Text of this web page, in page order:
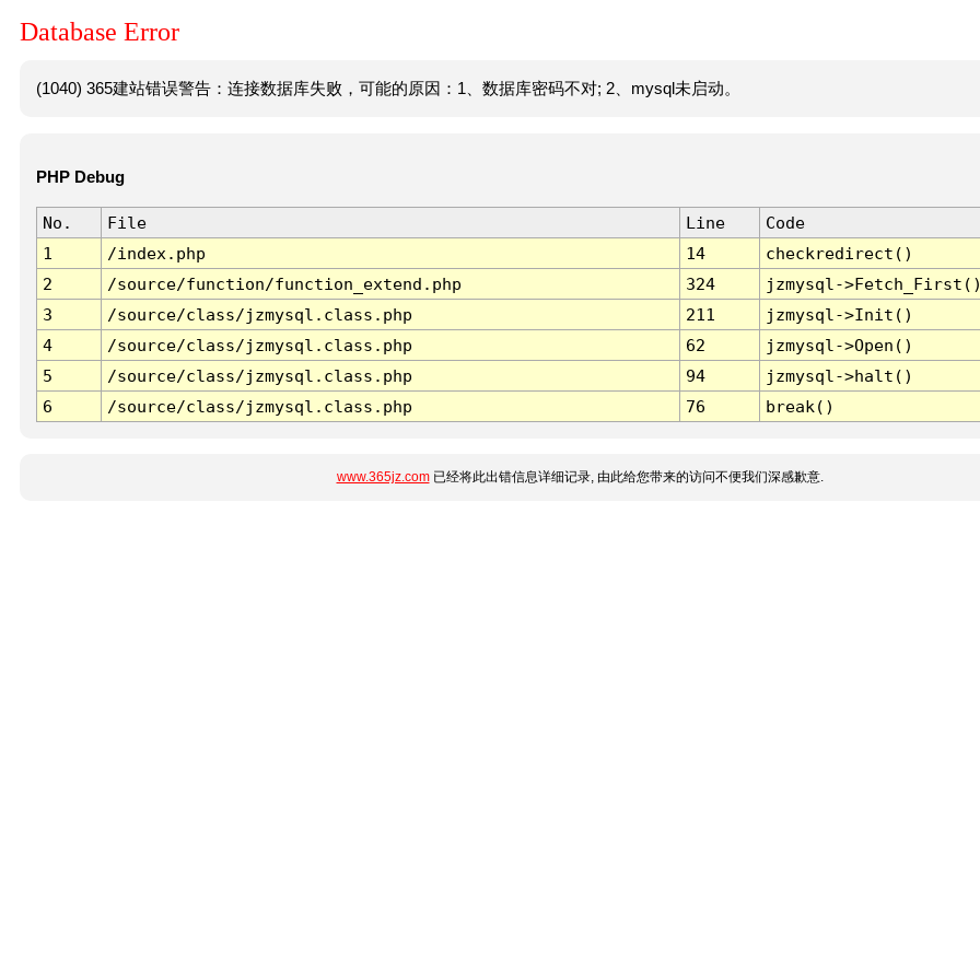
Database Error
(1040) 365建站错误警告：连接数据库失败，可能的原因：1、数据库密码不对; 2、mysql未启动。
PHP Debug
No. File Line
Code
1
/index.php 14
checkredirect()
2
/source/function/function_extend.php 324
jzmysql-
3
/source/class/jzmysql.class.php 211
jzmysql->Init()
4
/source/class/jzmysql.class.php 62
jzmysql->Open()
5
/source/class/jzmysql.class.php 94
jzmysql->halt()
6
/source/class/jzmysql.class.php 76 break()
www.365jz.com已经将此出错信息详细记录, 由此给您带来的访问不便我们深感歉意.